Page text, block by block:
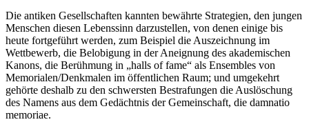
Die antiken Gesellschaften kannten bewährte Strategien, den jungen
Menschen diesen Lebenssinn darzustellen, von denen einige bis
heute fortgeführt werden, zum Beispiel die Auszeichnung im
Wettbewerb, die Belobigung in der Aneignung des akademischen
Kanons, die Berühmung in „halls of fame“ als Ensembles von
Memorialen/Denkmalen im öffentlichen Raum; und umgekehrt
gehörte deshalb zu den schwersten Bestrafungen die Auslöschung
des Namens aus dem Gedächtnis der Gemeinschaft, die damnatio
memoriae.